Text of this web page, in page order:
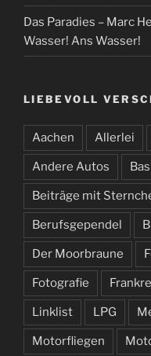
Das Paradies – Marc
Wasser! Ans Wasser!
LIEBEVOLL
Aachen Allerlei
Andere Autos
Beiträge mit
Berufsgependel
Der Moorbraune
Fotografie
Linklist LPG
Motorfliegen